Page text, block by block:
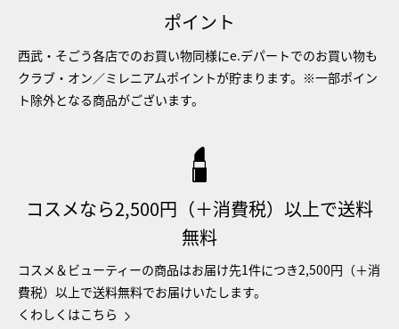
ポイント
西武・そごう各店でのお買い物同様にe.デパートでのお買い物も
クラブ・オン／ミレニアムポイントが貯まります。※一部ポイン
ト除外となる商品がございます。
コスメなら2,500円（＋消費税）以上で送料
無料
コスメ＆ビューティーの商品はお届け先1件につき2,500円（＋消
費税）以上で送料無料でお届けいたします。
くわしくはこちら